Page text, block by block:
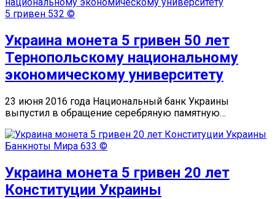
5 гривен 532 ©
Украина монета 5 гривен 50 лет
Тернопольскому национальному
экономическому университету
23 июня 2016 года Национальный банк Украины
выпустил в обращение серебряную памятную…
Банкноты Мира 633 ©
Украина монета 5 гривен 20 лет
Конституции Украины